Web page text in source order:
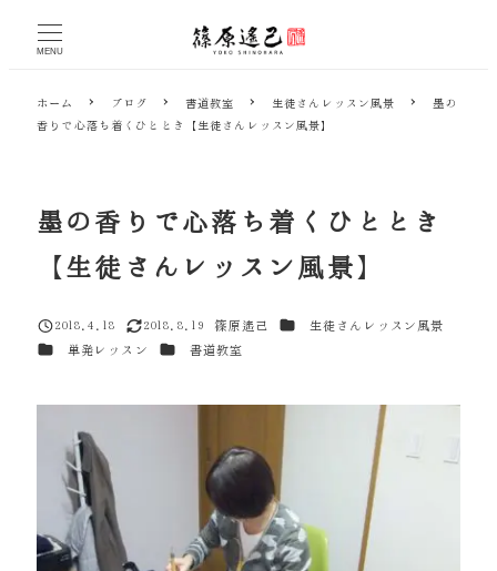
MENU
ホーム ブログ 書道教室 生徒さんレッスン風景
墨の
香りで心落ち着くひととき【生徒さんレッスン風景】
墨の香りで心落ち着くひととき
【生徒さんレッスン風景】
投稿日
2018.4.18
更新日
2018.8.19
篠原遙己 カテゴリー生徒さんレッスン風景
カテゴリー
単発レッスン カテゴリー
書道教室